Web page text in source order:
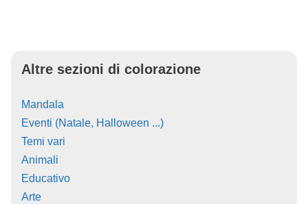
Altre sezioni di colorazione
Mandala
Eventi (Natale, Halloween ...)
Temi vari
Animali
Educativo
Arte